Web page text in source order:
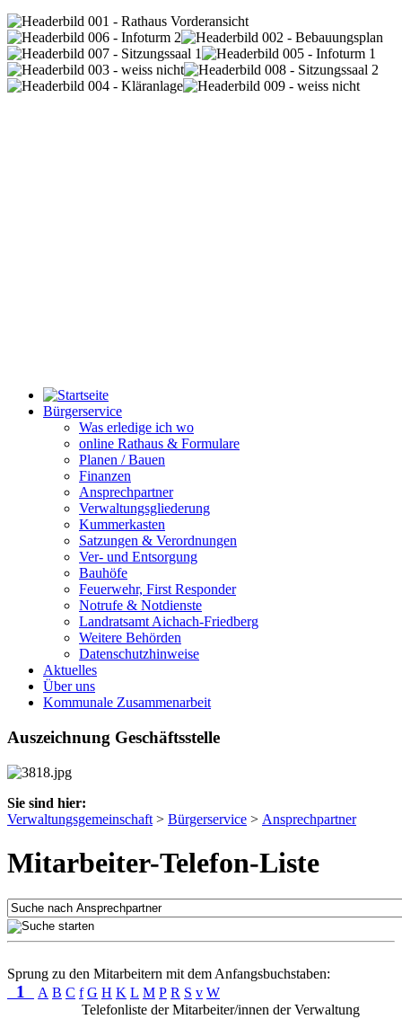
Bürgerservice
Was erledige ich wo
online Rathaus & Formulare
Planen / Bauen
Finanzen
Ansprechpartner
Verwaltungsgliederung
Kummerkasten
Satzungen & Verordnungen
Ver- und Entsorgung
Bauhöfe
Feuerwehr, First Responder
Notrufe & Notdienste
Landratsamt Aichach-Friedberg
Weitere Behörden
Datenschutzhinweise
Aktuelles
Über uns
Kommunale Zusammenarbeit
Auszeichnung Geschäftsstelle
Sie sind hier:
Verwaltungsgemeinschaft > Bürgerservice > Ansprechpartner
Mitarbeiter-Telefon-Liste
Sprung zu den Mitarbeitern mit dem Anfangsbuchstaben:
1 A B C f G H K L M P R S v W
Telefonliste der Mitarbeiter/innen der Verwaltung